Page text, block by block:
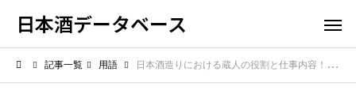
日本酒データベース
記事一覧 用語 日本酒造りにおける蔵人の役割と仕事内容！情熱と技術が詰まった現場